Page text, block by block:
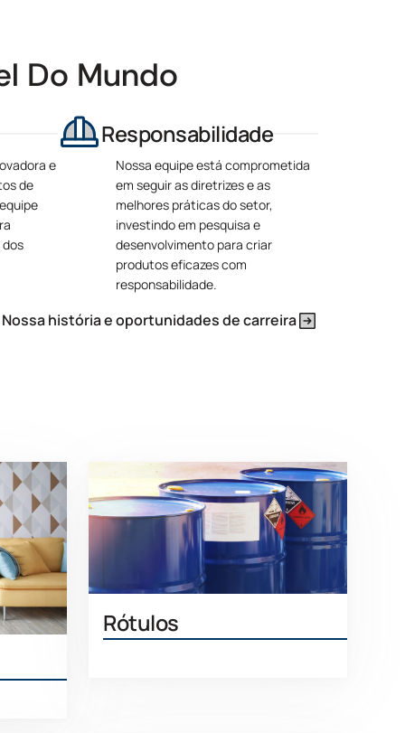
Do Mundo
e
de
Responsabilidade
Nossa equipe está comprometida
em seguir as diretrizes e as
melhores práticas do setor,
investindo em pesquisa e
desenvolvimento para criar
produtos eficazes com
responsabilidade.
Nossa história e oportunidades de carreira
Rótulos